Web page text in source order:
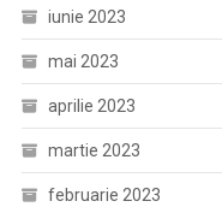
iunie 2023
mai 2023
aprilie 2023
martie 2023
februarie 2023